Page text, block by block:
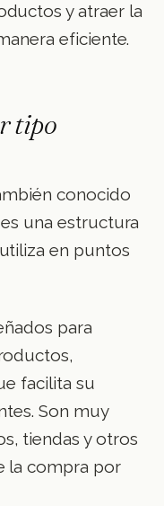
y atraer la
eficiente.
tipo
conocido
es una estructura
en puntos
para
facilita su
Son muy
tiendas y otros
la compra por